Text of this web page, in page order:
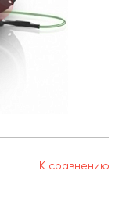
К сравнению